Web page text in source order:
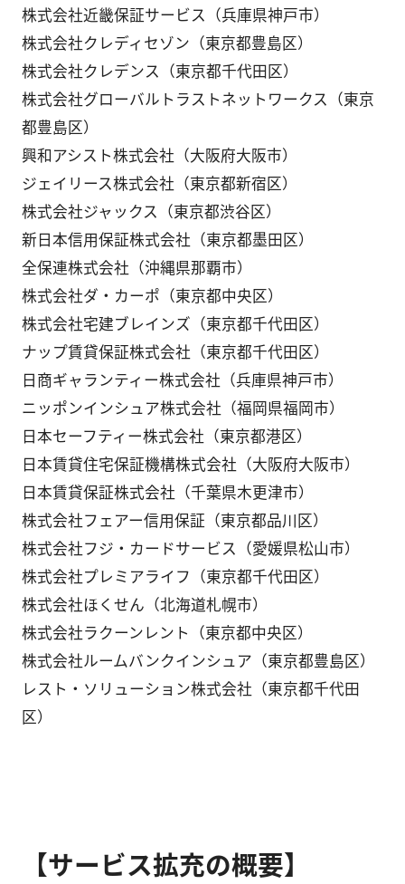
株式会社近畿保証サービス（兵庫県神戸市）
株式会社クレディセゾン（東京都豊島区）
株式会社クレデンス（東京都千代田区）
株式会社グローバルトラストネットワークス（東京
都豊島区）
興和アシスト株式会社（大阪府大阪市）
ジェイリース株式会社（東京都新宿区）
株式会社ジャックス（東京都渋谷区）
新日本信用保証株式会社（東京都墨田区）
全保連株式会社（沖縄県那覇市）
株式会社ダ・カーポ（東京都中央区）
株式会社宅建ブレインズ（東京都千代田区）
ナップ賃貸保証株式会社（東京都千代田区）
日商ギャランティー株式会社（兵庫県神戸市）
ニッポンインシュア株式会社（福岡県福岡市）
日本セーフティー株式会社（東京都港区）
日本賃貸住宅保証機構株式会社（大阪府大阪市）
日本賃貸保証株式会社（千葉県木更津市）
株式会社フェアー信用保証（東京都品川区）
株式会社フジ・カードサービス（愛媛県松山市）
株式会社プレミアライフ（東京都千代田区）
株式会社ほくせん（北海道札幌市）
株式会社ラクーンレント（東京都中央区）
株式会社ルームバンクインシュア（東京都豊島区）
レスト・ソリューション株式会社（東京都千代田
区）
【サービス拡充の概要】